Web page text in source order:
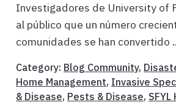
Investigadores de University of
al público que un número
comunidades se han convertido
Category: Blog Community,
Home Management, Invasive
& Disease, Pests & Disease,